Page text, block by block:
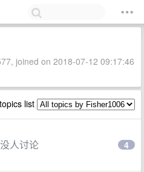
joined on 2018-07-12 09:17:46
list
人讨论 4